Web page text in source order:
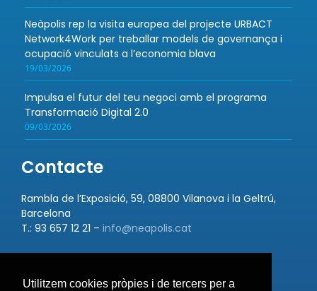
Utilitzem cookies pròpies i de tercers per a
Neàpolis rep la visita europea del projecte URBACT
Network4Work per treballar models de governança i
ocupació vinculats a l’economia blava
19/03/2026
Impulsa el futur del teu negoci amb el programa
Transformació Digital 2.0
09/03/2026
Contacte
Rambla de l’Exposició, 59, 08800 Vilanova i la Geltrú,
Barcelona
T.: 93 657 12 21 – info@neapolis.cat